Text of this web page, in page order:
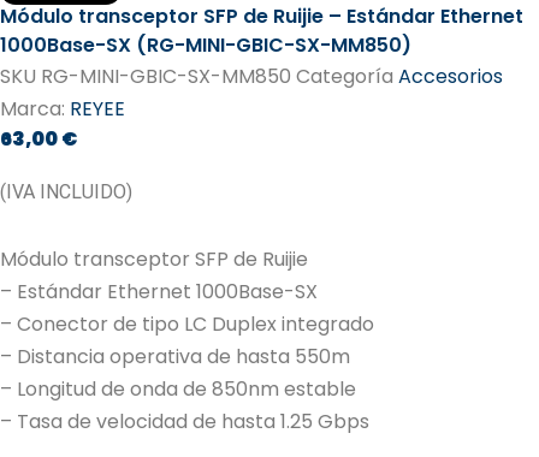
Módulo transceptor SFP de Ruijie – Estándar Ethernet
1000Base-SX (RG-MINI-GBIC-SX-MM850)
SKU RG-MINI-GBIC-SX-MM850 Categoría Accesorios
Marca: REYEE
63,00€
(IVA INCLUIDO)
Módulo transceptor SFP de Ruijie
– Estándar Ethernet 1000Base-SX
– Conector de tipo LC Duplex integrado
– Distancia operativa de hasta 550m
– Longitud de onda de 850nm estable
– Tasa de velocidad de hasta 1.25 Gbps